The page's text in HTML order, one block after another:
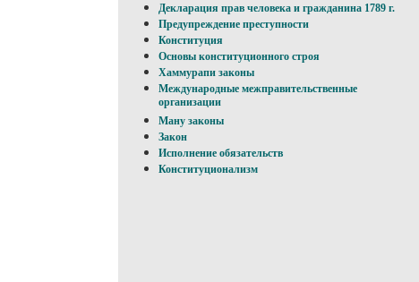
Декларация прав человека и гражданина 1789 г.
Предупреждение преступности
Конституция
Основы конституционного строя
Хаммурапи законы
Международные межправительственные
организации
Ману законы
Закон
Исполнение обязательств
Конституционализм